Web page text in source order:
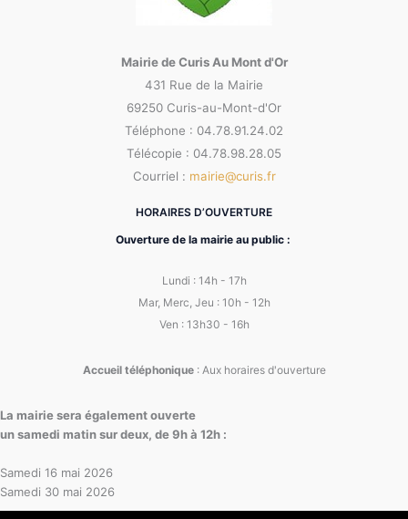
Mairie de Curis Au Mont d'Or
431 Rue de la Mairie
69250 Curis-au-Mont-d'Or
Téléphone : 04.78.91.24.02
Télécopie : 04.78.98.28.05
Courriel : mairie@curis.fr
HORAIRES D’OUVERTURE
Ouverture de la mairie au public :
Lundi : 14h - 17h
Mar, Merc, Jeu : 10h - 12h
Ven : 13h30 - 16h
Accueil téléphonique: Aux horaires d'ouverture
La mairie sera également ouverte
un samedi matin sur deux, de 9h à 12h :
Samedi 16 mai 2026
Samedi 30 mai 2026